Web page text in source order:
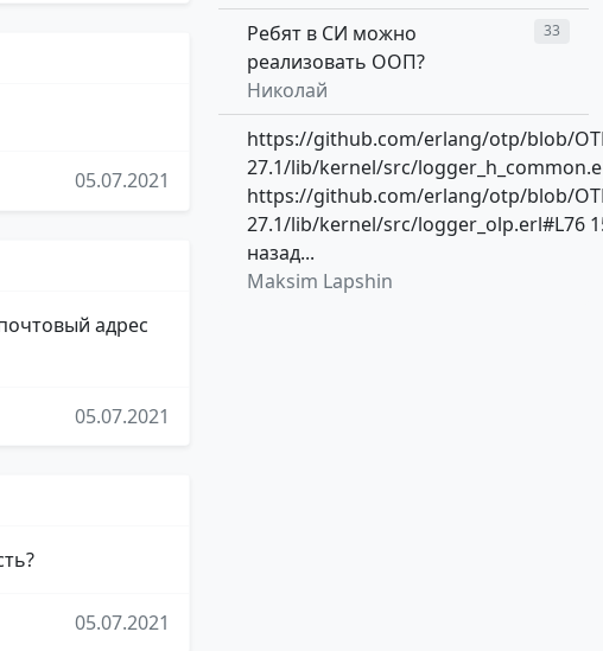
05.07.2021
адрес
05.07.2021
05.07.2021
Ребят в СИ можно
реализовать ООП?
Николай
33
https://github.com/erlang/otp/blob/
27.1/lib/kernel/src/
https://github.com/erlang/otp/blob/
27.1/lib/kernel/src/logger_olp.erl#L76
назад...
Maksim Lapshin